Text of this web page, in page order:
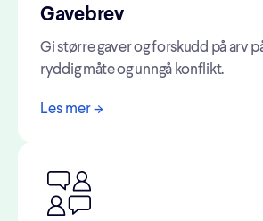
Gavebrev
Gi større gaver og forskudd på arv
ryddig måte og unngå konflikt.
Les mer ->